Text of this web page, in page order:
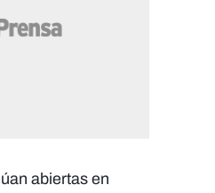
abiertas en